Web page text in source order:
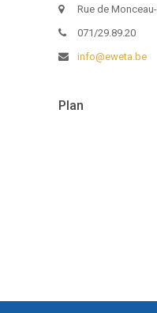
Rue de
071/29.89.20
info@eweta.be
Plan